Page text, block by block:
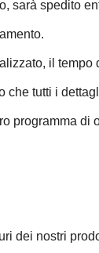
sarà spedito
il tempo
che tutti i
programma di
dei nostri